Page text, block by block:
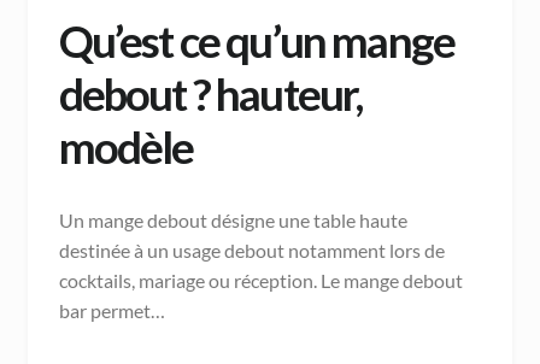
Qu’est ce qu’un mange
debout ? hauteur,
modèle
Un mange debout désigne une table haute
destinée à un usage debout notamment lors de
cocktails, mariage ou réception. Le mange debout
bar permet…